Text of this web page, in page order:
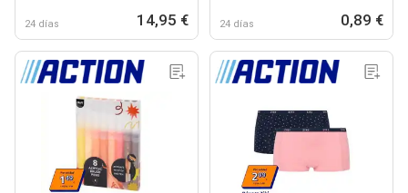
24 días 14,95 € 24 días 0,89 €